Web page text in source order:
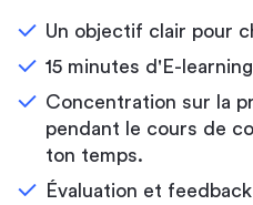
Un objectif clair pour
15 minutes d'E-
Concentration sur la
pendant le cours de
ton temps.
Évaluation et